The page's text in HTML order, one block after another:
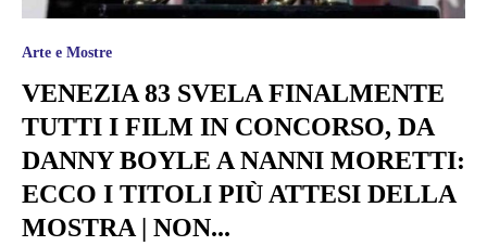
Arte e Mostre
VENEZIA 83 SVELA FINALMENTE
TUTTI I FILM IN CONCORSO, DA
DANNY BOYLE A NANNI MORETTI:
ECCO I TITOLI PIÙ ATTESI DELLA
MOSTRA | NON...